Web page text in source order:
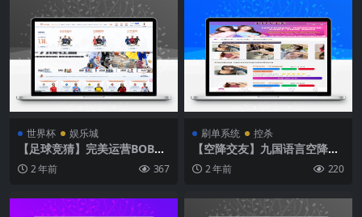
世界杯 娱乐城
【足球竞猜】完美运营BOB体
育综合娱乐城搭建项目
2 年前 367
刷单系统 控杀
【空降交友】九国语言空降交
友+看视频刷单系统打针+叠加
模式2 年前 220